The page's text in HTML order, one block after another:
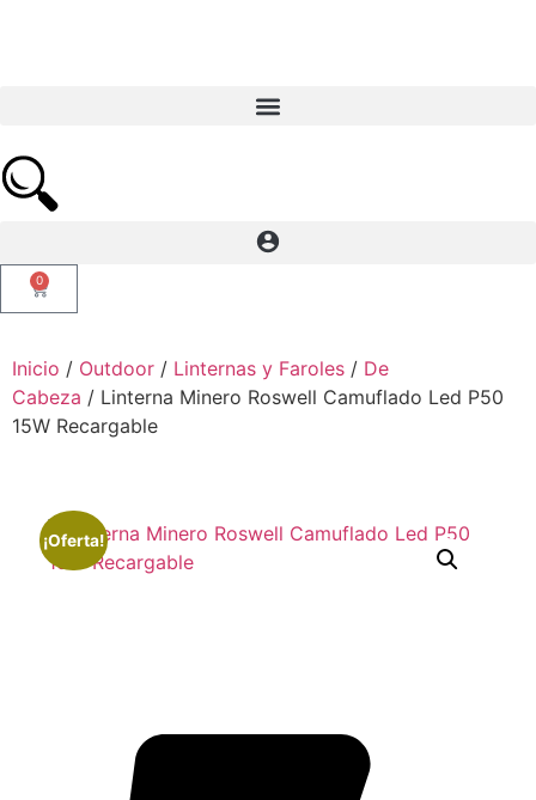
0
Inicio / Outdoor / Linternas y Faroles / De
Cabeza / Linterna Minero Roswell Camuflado Led P50
15W Recargable
¡Oferta!